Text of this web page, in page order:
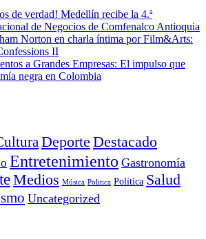
de verdad! Medellín recibe la 4.ª
de Negocios de Comfenalco Antioquia
Norton en charla íntima por Film&Arts:
II
a Grandes Empresas: El impulso que
negra en Colombia
Deporte Destacado
Entretenimiento Gastronomía
Medios Música Politica Política Salud
Uncategorized